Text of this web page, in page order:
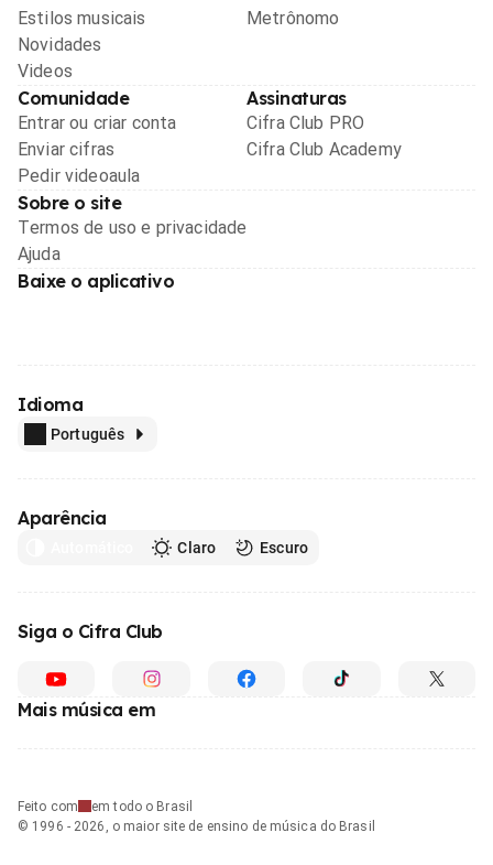
Estilos musicais
Novidades
Videos
Metrônomo
Comunidade
Entrar ou criar conta
Enviar cifras
Pedir videoaula
Assinaturas
Cifra Club PRO
Cifra Club Academy
Sobre o site
Termos de uso e privacidade
Ajuda
Baixe o aplicativo
Idioma
Português
Aparência
Claro Escuro
Siga o Cifra Club
Mais música em
Feito com
em todo o Brasil
© 1996 - 2026, o maior site de ensino de música do Brasil